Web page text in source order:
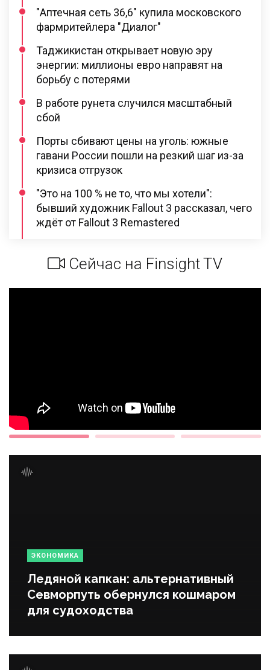
"Аптечная сеть 36,6" купила московского
фармритейлера "Диалог"
Таджикистан открывает новую эру
энергии: миллионы евро направят на
борьбу с потерями
В работе рунета случился масштабный
сбой
Порты сбивают цены на уголь: южные
гавани России пошли на резкий шаг из-за
кризиса отгрузок
"Это на 100 % не то, что мы хотели":
бывший художник Fallout 3 рассказал, чего
ждёт от Fallout 3 Remastered
Сейчас на Finsight TV
ЭКОНОМИКА
Ледяной капкан: альтернативный
Севморпуть обернулся кошмаром
для судоходства